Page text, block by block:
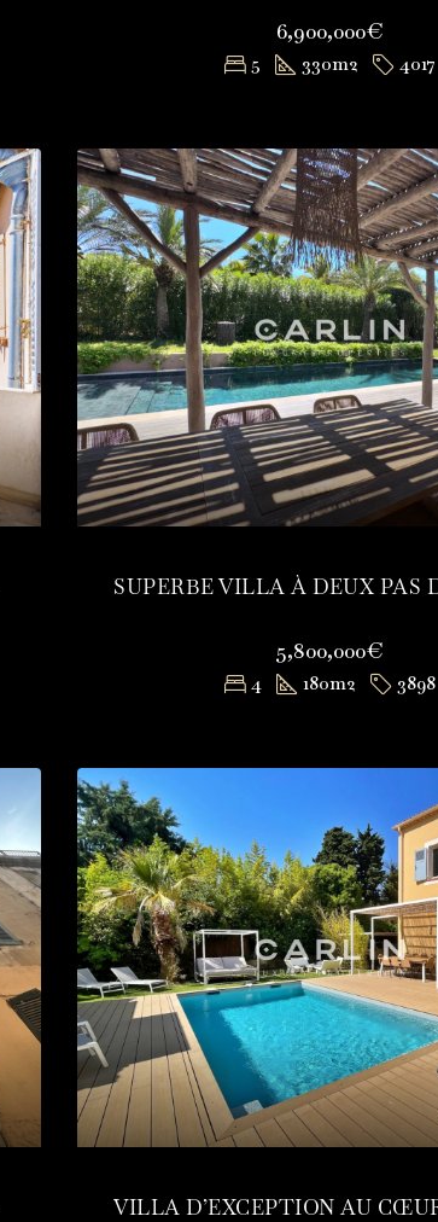
6,900,000€
5 330m2 4017
5,800,000€
4 180m2 3898